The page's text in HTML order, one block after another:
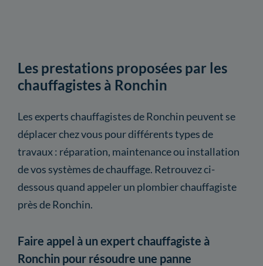
Les prestations proposées par les
chauffagistes à Ronchin
Les experts chauffagistes de Ronchin peuvent se
déplacer chez vous pour différents types de
travaux : réparation, maintenance ou installation
de vos systèmes de chauffage. Retrouvez ci-
dessous quand appeler un plombier chauffagiste
près de Ronchin.
Faire appel à un expert chauffagiste à
Ronchin pour résoudre une panne